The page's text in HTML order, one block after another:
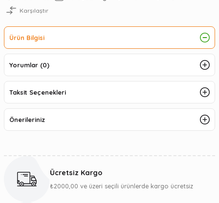
Karşılaştır
Ürün Bilgisi
Yorumlar (0)
Taksit Seçenekleri
Önerileriniz
Ücretsiz Kargo
₺2000,00 ve üzeri seçili ürünlerde kargo ücretsiz